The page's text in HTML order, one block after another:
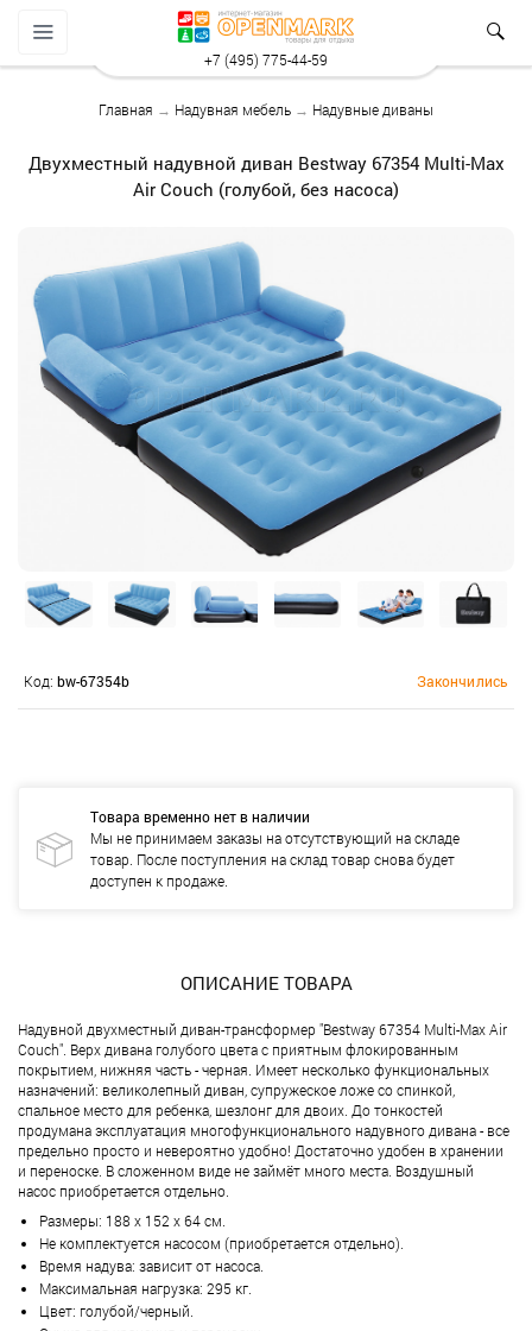
+7 (495) 775-44-59
Главная → Надувная мебель → Надувные диваны
Двухместный надувной диван Bestway 67354 Multi-Max
Air Couch (голубой, без насоса)
Код: bw-67354b Закончились
Товара временно нет в наличии
Мы не принимаем заказы на отсутствующий на складе
товар. После поступления на склад товар снова будет
доступен к продаже.
ОПИСАНИЕ ТОВАРА
Надувной двухместный диван-трансформер "Bestway 67354 Multi-Max Air
Couch". Верх дивана голубого цвета с приятным флокированным
покрытием, нижняя часть - черная. Имеет несколько функциональных
назначений: великолепный диван, супружеское ложе со спинкой,
спальное место для ребенка, шезлонг для двоих. До тонкостей
продумана эксплуатация многофункционального надувного дивана - все
предельно просто и невероятно удобно! Достаточно удобен в хранении
и переноске. В сложенном виде не займёт много места. Воздушный
насос приобретается отдельно.
Размеры: 188 х 152 х 64 см.
Не комплектуется насосом (приобретается отдельно).
Время надува: зависит от насоса.
Максимальная нагрузка: 295 кг.
Цвет: голубой/черный.